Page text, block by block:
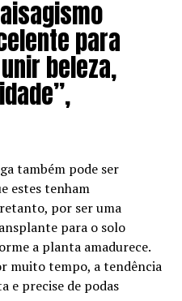
para
beleza,
também pode ser
estes tenham
por ser uma
para o solo
a planta amadurece.
muito tempo, a tendência
e precise de podas